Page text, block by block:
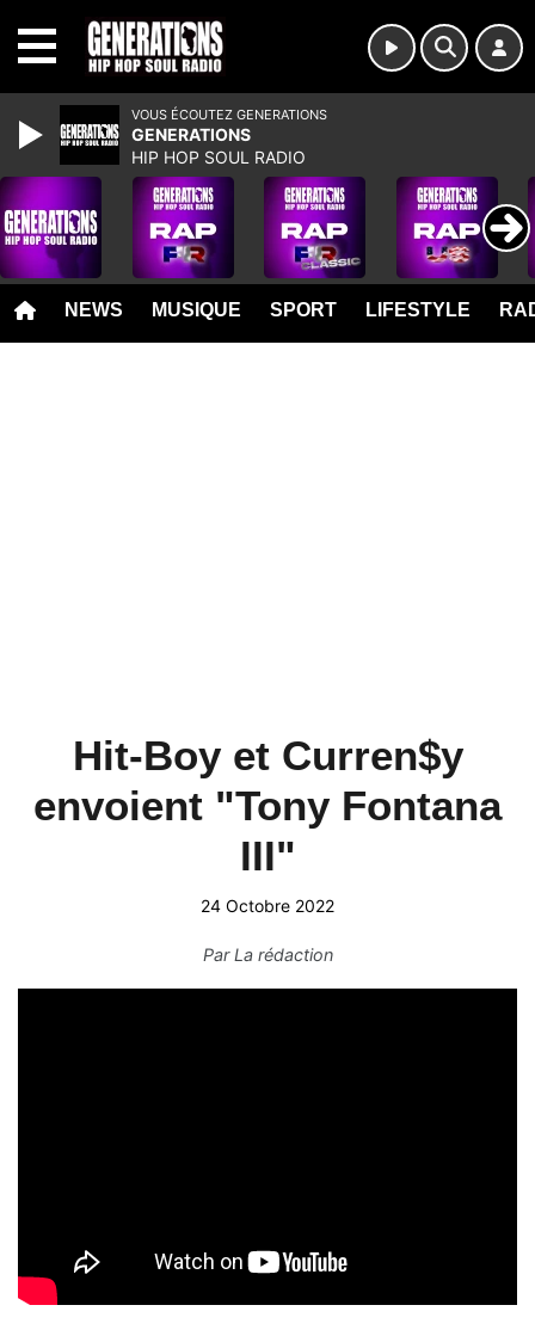
NEWS MUSIQUE SPORT LIFESTYLE
Hit-Boy et Curren$y
envoient "Tony Fontana
III"
24 Octobre 2022
ParLa rédaction
VOUS ÉCOUTEZ GENERATIONS
GENERATIONS
HIP HOP SOUL RADIO